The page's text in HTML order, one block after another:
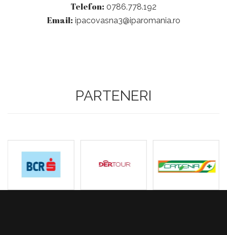
Telefon: 0786.778.192
Email: ipacovasna3@iparomania.ro
PARTENERI